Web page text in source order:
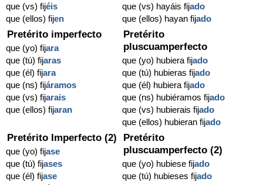
que (vs) fijéis
que (ellos) fijen
que (vs) hayáis fijado
que (ellos) hayan fijado
Pretérito imperfecto
que (yo) fijara
que (tú) fijaras
que (él) fijara
que (ns) fijáramos
que (vs) fijarais
que (ellos) fijaran
Pretérito
pluscuamperfecto
que (yo) hubiera fijado
que (tú) hubieras fijado
que (él) hubiera fijado
que (ns) hubiéramos fijado
que (vs) hubierais fijado
que (ellos) hubieran fijado
Pretérito Imperfecto (2)
que (yo) fijase
que (tú) fijases
que (él) fijase
Pretérito
pluscuamperfecto (2)
que (yo) hubiese fijado
que (tú) hubieses fijado